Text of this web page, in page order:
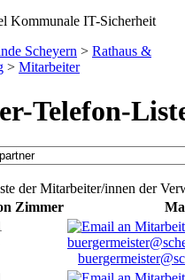
Scheyern > Rathaus &
> Mitarbeiter
Telefon-
der Mitarbeiter/innen der
Zimmer